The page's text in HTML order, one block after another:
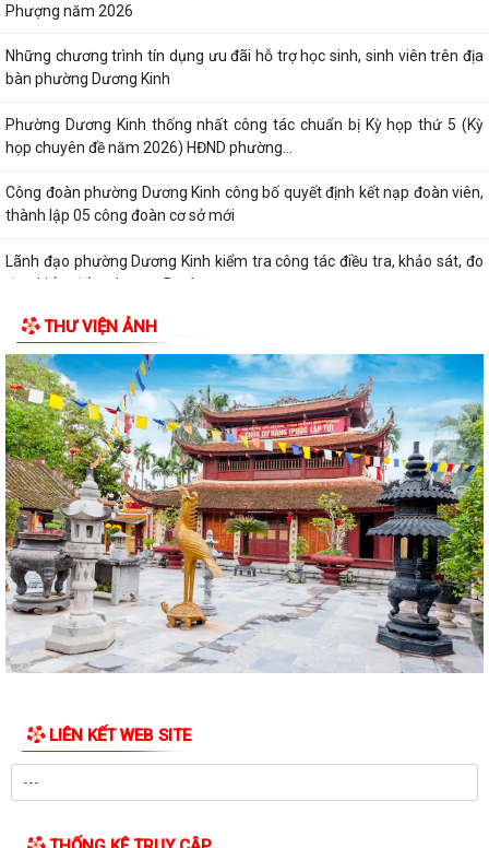
Phượng năm 2026
Những chương trình tín dụng ưu đãi hỗ trợ học sinh, sinh viên trên địa
bàn phường Dương Kinh
Phường Dương Kinh thống nhất công tác chuẩn bị Kỳ họp thứ 5 (Kỳ
họp chuyên đề năm 2026) HĐND phường...
Công đoàn phường Dương Kinh công bố quyết định kết nạp đoàn viên,
thành lập 05 công đoàn cơ sở mới
Lãnh đạo phường Dương Kinh kiểm tra công tác điều tra, khảo sát, đo
đạc, kiểm đếm phục vụ Dự án...
Ban Kinh tế - Ngân sách HĐND phường Dương Kinh khảo sát các dự án
dự kiến Kế hoạch đầu tư công năm...
Quyết định về việc công bố Danh mục thủ tục hành chính mới ban
hành, được sửa đổi, bổ sung và bị...
Quyết định về việc công bố thủ tục hành chính đặc thù mới ban hành
lĩnh vực đất đai thuộc phạm vi...
Quyết định về việc phê duyệt quy trình nội bộ giải quyết thủ tục hành
chính thuộc phạm vi chức năng...
Quyết định về việc ủy quyền thực hiện một số nhiệm vụ trong lĩnh vực
đất đai theo quy định tại Điều...
Quyết định quy định về việc phân cấp thực hiện một số nhiệm vụ trong
Phường Dương Kinh tham dự hội nghị trực tuyến về đẩy nhanh tiến độ
xây dựng cơ sở dữ liệu đất đai
tại chi bộ TDP Hải Hoà
THƯ VIỆN ẢNH
LIÊN KẾT WEB SITE